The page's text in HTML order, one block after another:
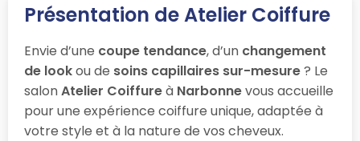
Présentation de Atelier Coiffure
Envie d’une coupe tendance, d’un changement
de lookou de soins capillaires sur-mesure? Le
salonAtelier Coiffureà Narbonnevous accueille
pour une expérience coiffure unique, adaptée à
votre style et à la nature de vos cheveux.